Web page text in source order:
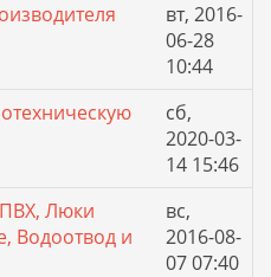
вт, 2016-
06-28
10:44
сб,
2020-03-
14 15:46
Люки
Водоотвод и
вс,
2016-08-
07 07:40